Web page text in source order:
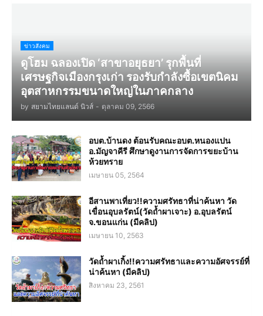
ข่าวสังคม
ดูโฮม ฉลองเปิด ‘สาขาอยุธยา’ รุกพื้นที่
เศรษฐกิจเมืองกรุงเก่า รองรับกำลังซื้อเขตนิคม
อุตสาหกรรมขนาดใหญ่ในภาคกลาง
by สยามไทยแลนด์ นิวส์ - ตุลาคม 09, 2566
อบต.บ้านดง ต้อนรับคณะอบต.หนองแปน
อ.มัญจาคีรี ศึกษาดูงานการจัดการขยะบ้าน
ห้วยทราย
เมษายน 05, 2564
อีสานพาเที่ยว!!ความศรัทธาที่น่าค้นหา วัด
เขื่อนอุบลรัตน์(วัดถ้ำผาเจาะ) อ.อุบลรัตน์
จ.ขอนแก่น (มีคลิป)
เมษายน 10, 2563
วัดถ้ำผาเกิ้ง!!ความศรัทธาและความอัศจรรย์ที่
น่าค้นหา (มีคลิป)
สิงหาคม 23, 2561